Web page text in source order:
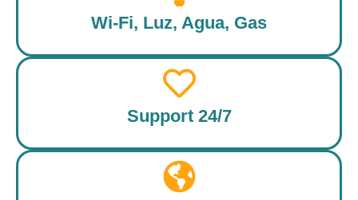
Wi-Fi, Luz, Agua, Gas
Support 24/7